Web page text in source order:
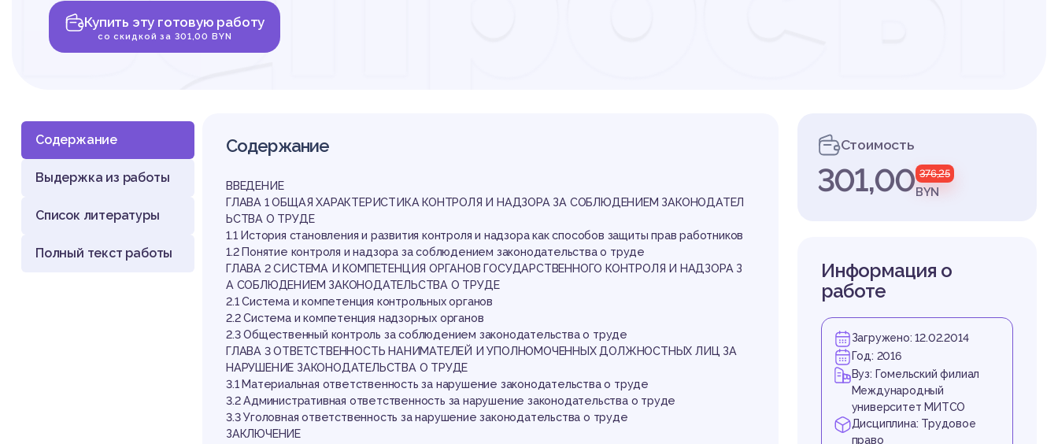
Купить эту готовую работу
со скидкой за 301,00 BYN
Содержание
Выдержка из работы
Список литературы
Полный текст работы
Содержание
ВВЕДЕНИЕ
ГЛАВА 1 ОБЩАЯ ХАРАКТЕРИСТИКА КОНТРОЛЯ И НАДЗОРА ЗА СОБЛЮДЕНИЕМ ЗАКОНОДАТЕЛ
ЬСТВА О ТРУДЕ
1.1 История становления и развития контроля и надзора как способов защиты прав работников
1.2 Понятие контроля и надзора за соблюдением законодательства о труде
ГЛАВА 2 СИСТЕМА И КОМПЕТЕНЦИЯ ОРГАНОВ ГОСУДАРСТВЕННОГО КОНТРОЛЯ И НАДЗОРА З
А СОБЛЮДЕНИЕМ ЗАКОНОДАТЕЛЬСТВА О ТРУДЕ
2.1 Система и компетенция контрольных органов
2.2 Система и компетенция надзорных органов
2.3 Общественный контроль за соблюдением законодательства о труде
ГЛАВА 3 ОТВЕТСТВЕННОСТЬ НАНИМАТЕЛЕЙ И УПОЛНОМОЧЕННЫХ ДОЛЖНОСТНЫХ ЛИЦ ЗА
НАРУШЕНИЕ ЗАКОНОДАТЕЛЬСТВА О ТРУДЕ
3.1 Материальная ответственность за нарушение законодательства о труде
3.2 Административная ответственность за нарушение законодательства о труде
3.3 Уголовная ответственность за нарушение законодательства о труде
ЗАКЛЮЧЕНИЕ
Стоимость
301,00 376,25
BYN
Информация о
работе
Загружено: 12.02.2014
Год: 2016
Вуз: Гомельский филиал
Международный
университет МИТСО
Дисциплина: Трудовое
право